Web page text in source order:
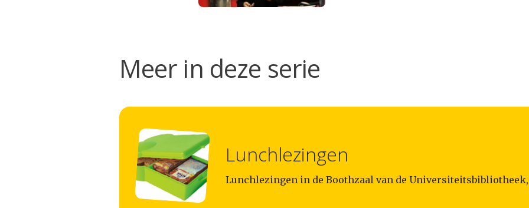
Meer in deze serie
Lunchlezingen
Lunchlezingen in de Boothzaal van de Universiteitsbibliotheek,